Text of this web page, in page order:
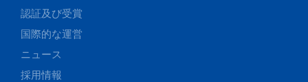
認証及び受賞
国際的な運営
ニュース
採用情報